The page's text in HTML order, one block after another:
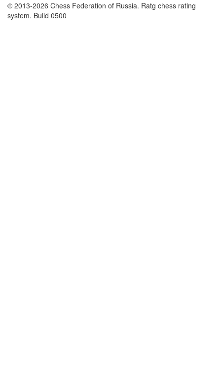
© 2013-2026 Chess Federation of Russia. Ratg chess rating
system. Build 0500